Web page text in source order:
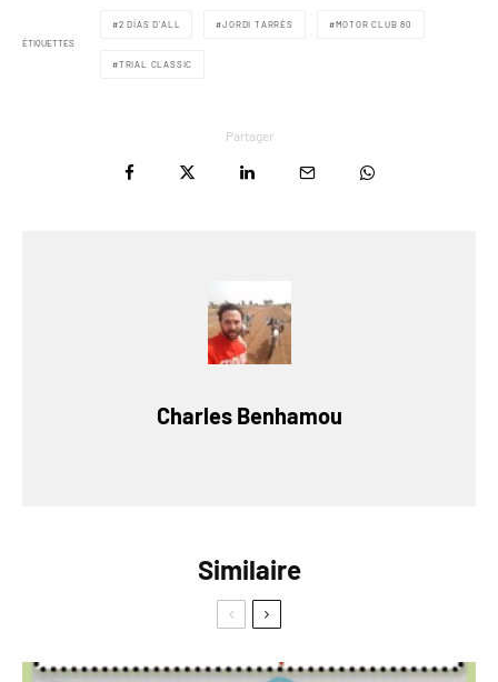
ÉTIQUETTES
2 DÍAS D’ALL JORDI TARRÉS MOTOR CLUB 80
TRIAL CLASSIC
Partager
Charles Benhamou
Similaire